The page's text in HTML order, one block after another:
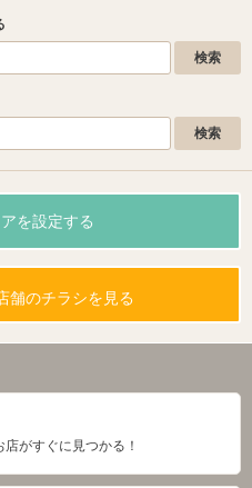
を設定する
舗のチラシを見る
がすぐに見つかる！